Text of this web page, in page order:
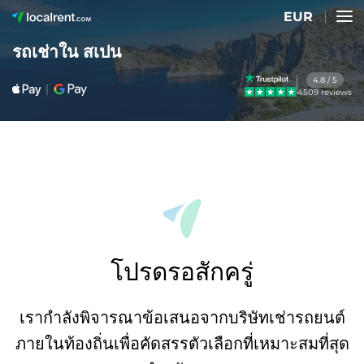
EUR
รถเช่าใน สเปน
4.8 / 5
4509 reviews
โปรดรอสักครู่
เรากำลังพิจารณาข้อเสนอจากบริษัทเช่ารถยนต์
ภายในท้องถิ่นเพื่อคัดสรรตัวเลือกที่เหมาะสมที่สุด